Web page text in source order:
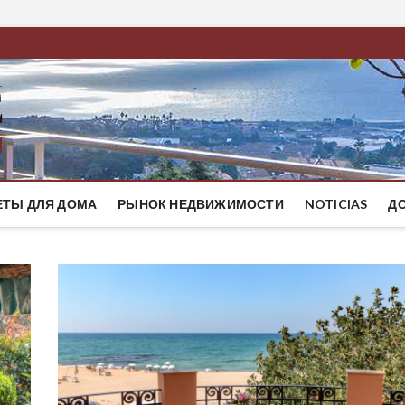
BestMaresme
ЭЛИТНЫЕ ДОМА НА ПОБЕРЕЖЬЕ БАРСЕЛОНЫ
ДЛЯ ДОМА РЫНОК НЕДВИЖИМОСТИ NOTICIAS